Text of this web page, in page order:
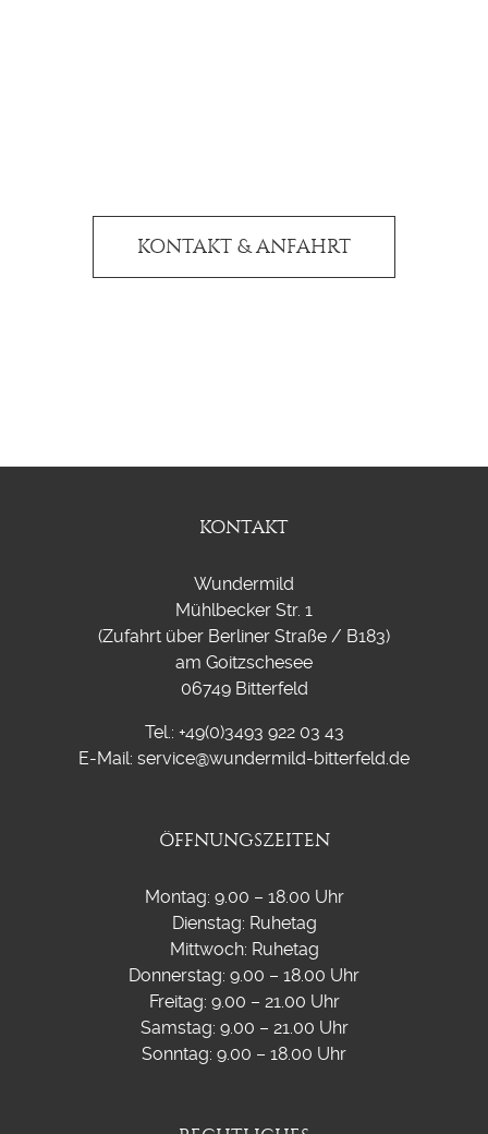
KONTAKT & ANFAHRT
KONTAKT
Wundermild
Mühlbecker Str. 1
(Zufahrt über Berliner Straße / B183)
am Goitzschesee
06749 Bitterfeld
Tel.: +49(0)3493 922 03 43
E-Mail: service@wundermild-bitterfeld.de
ÖFFNUNGSZEITEN
Montag: 9.00 – 18.00 Uhr
Dienstag: Ruhetag
Mittwoch: Ruhetag
Donnerstag: 9.00 – 18.00 Uhr
Freitag: 9.00 – 21.00 Uhr
Samstag: 9.00 – 21.00 Uhr
Sonntag: 9.00 – 18.00 Uhr